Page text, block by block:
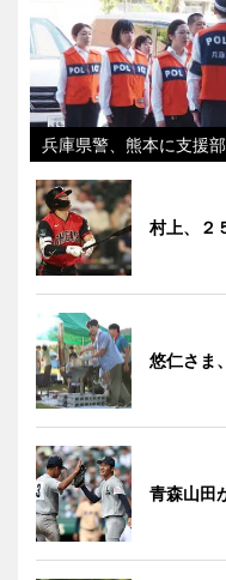
兵庫県警、熊本に支援
村上、２
悠仁さま
青森山田